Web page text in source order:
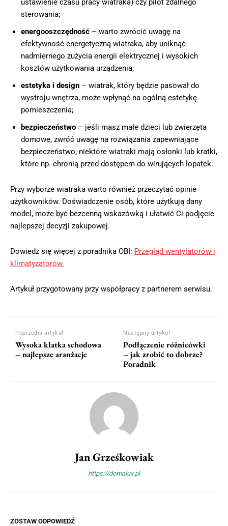
ustawienie czasu pracy wiatraka) czy pilot zdalnego
sterowania;
energooszczędność – warto zwrócić uwagę na
efektywność energetyczną wiatraka, aby uniknąć
nadmiernego zużycia energii elektrycznej i wysokich
kosztów użytkowania urządzenia;
estetyka i design – wiatrak, który będzie pasował do
wystroju wnętrza, może wpłynąć na ogólną estetykę
pomieszczenia;
bezpieczeństwo – jeśli masz małe dzieci lub zwierzęta
domowe, zwróć uwagę na rozwiązania zapewniające
bezpieczeństwo; niektóre wiatraki mają osłonki lub kratki,
które np. chronią przed dostępem do wirujących łopatek.
Przy wyborze wiatraka warto również przeczytać opinie
użytkowników. Doświadczenie osób, które użytkują dany
model, może być bezcenną wskazówką i ułatwić Ci podjęcie
najlepszej decyzji zakupowej.
Dowiedz się więcej z poradnika OBI: Przegląd wentylatorów i
klimatyzatorów.
Artykuł przygotowany przy współpracy z partnerem serwisu.
Poprzedni artykuł
Wysoka klatka schodowa
– najlepsze aranżacje
Następny artykuł
Podłączenie różnicówki
– jak zrobić to dobrze?
Poradnik
Jan Grześkowiak
https://domalux.pl
ZOSTAW ODPOWIEDŹ